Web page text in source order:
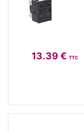
13.39 € TTC